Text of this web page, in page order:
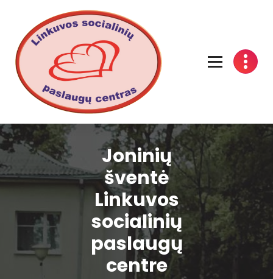
Joninių
šventė
Linkuvos
socialinių
paslaugų
centre